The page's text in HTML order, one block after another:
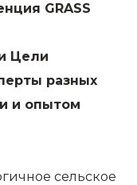
GRASS
Цели
разных
и опытом
сельское